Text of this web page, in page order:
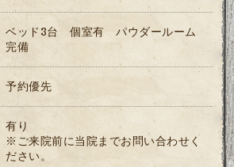
ベッド3台 個室有 パウダールーム
完備
予約優先
有り
※ご来院前に当院までお問い合わせく
ださい。